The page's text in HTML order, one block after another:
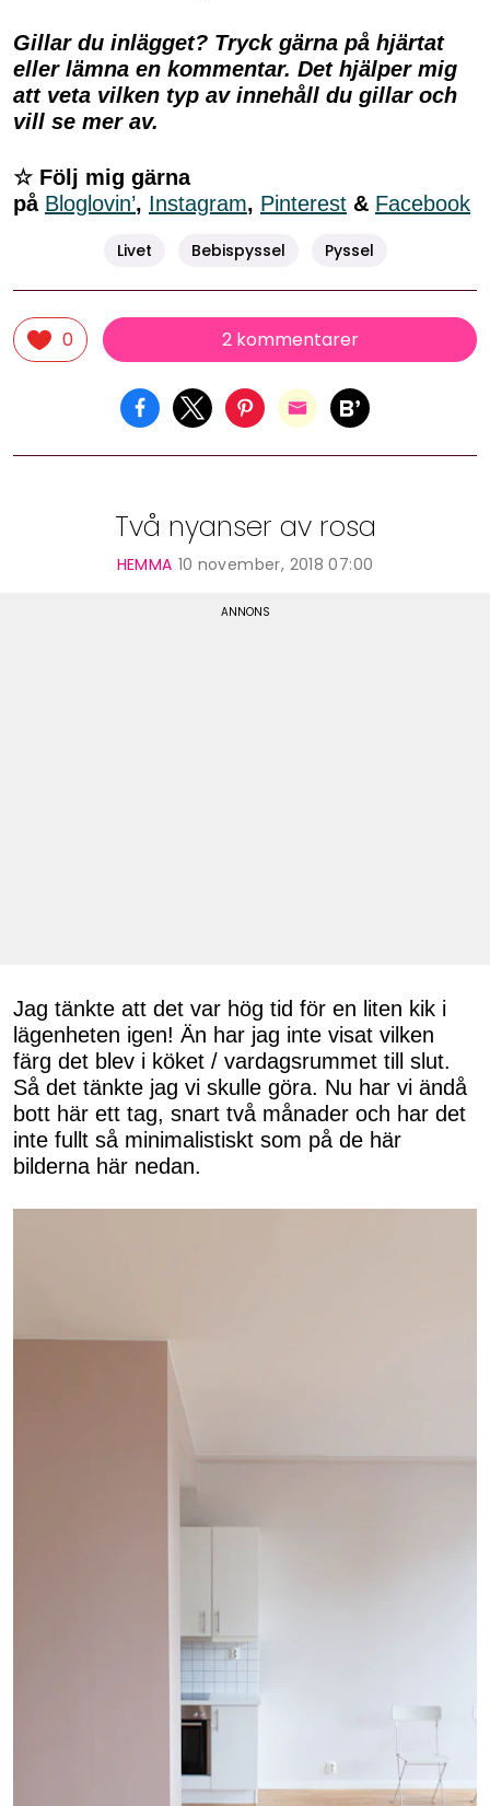
Gillar du inlägget? Tryck gärna på hjärtat
eller lämna en kommentar. Det hjälper mig
att veta vilken typ av innehåll du gillar och
vill se mer av.
☆ Följ mig gärna
på Bloglovin’, Instagram, Pinterest & Facebook
Livet Bebispyssel Pyssel
0 2 kommentarer
Två nyanser av rosa
HEMMA 10 november, 2018 07:00
Jag tänkte att det var hög tid för en liten kik i
lägenheten igen! Än har jag inte visat vilken
färg det blev i köket / vardagsrummet till slut.
Så det tänkte jag vi skulle göra. Nu har vi ändå
bott här ett tag, snart två månader och har det
inte fullt så minimalistiskt som på de här
bilderna här nedan.